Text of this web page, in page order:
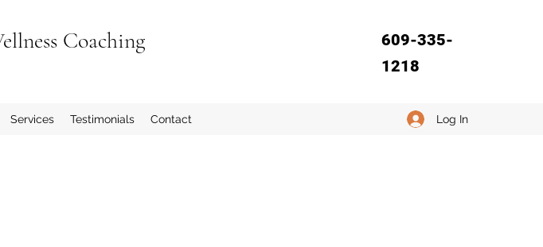
Coaching
609-335-
1218
Services Testimonials Contact Log In